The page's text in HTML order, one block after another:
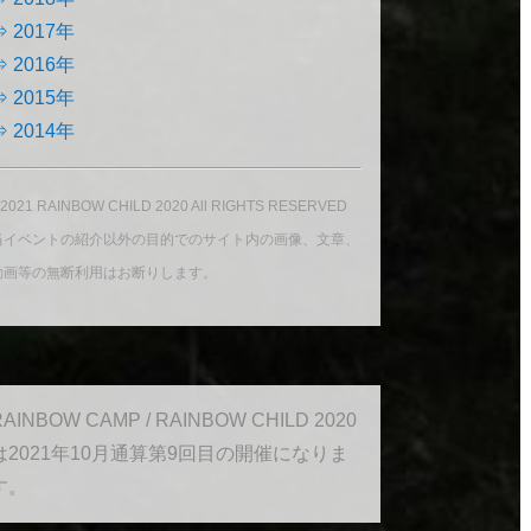
2017年
2016年
2015年
2014年
RAINBOW CHILD 2020 All RIGHTS RESERVED
イベントの紹介以外の目的でのサイト内の画像、文章、
画等の無断利用はお断りします。
CAMP / RAINBOW CHILD 2020
2021年10月通算第9回目の開催になりま